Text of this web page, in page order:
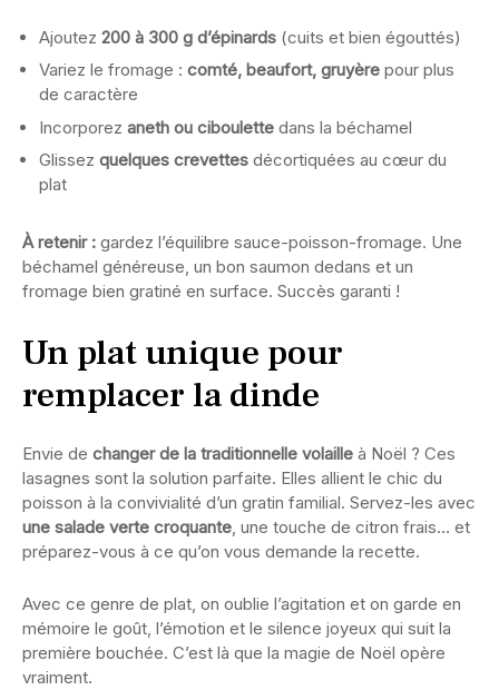
Ajoutez 200 à 300 g d’épinards (cuits et bien égouttés)
Variez le fromage : comté, beaufort, gruyère pour plus
de caractère
Incorporez aneth ou ciboulette dans la béchamel
Glissez quelques crevettes décortiquées au cœur du
plat
À retenir : gardez l’équilibre sauce-poisson-fromage. Une
béchamel généreuse, un bon saumon dedans et un
fromage bien gratiné en surface. Succès garanti !
Un plat unique pour
remplacer la dinde
Envie de changer de la traditionnelle volaille à Noël ? Ces
lasagnes sont la solution parfaite. Elles allient le chic du
poisson à la convivialité d’un gratin familial. Servez-les avec
une salade verte croquante, une touche de citron frais… et
préparez-vous à ce qu’on vous demande la recette.
Avec ce genre de plat, on oublie l’agitation et on garde en
mémoire le goût, l’émotion et le silence joyeux qui suit la
première bouchée. C’est là que la magie de Noël opère
vraiment.